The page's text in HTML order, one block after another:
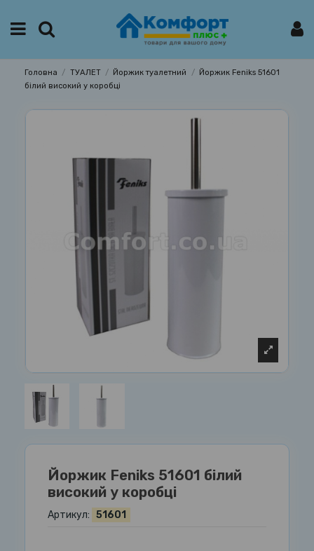
Головна ТУАЛЕТ Йоржик туалетний
Йоржик Feniks 51601
білий високий у коробці
Йоржик Feniks 51601 білий
високий у коробці
Артикул: 51601